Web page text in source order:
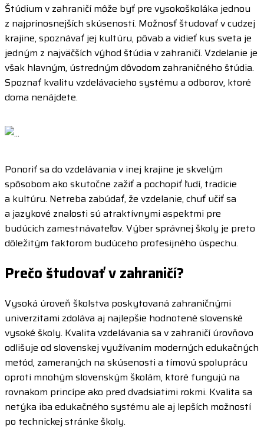
Štúdium v zahraničí môže byť pre vysokoškoláka jednou
z najprínosnejších skúseností. Možnosť študovať v cudzej
krajine, spoznávať jej kultúru, pôvab a vidieť kus sveta je
jedným z najväčších výhod štúdia v zahraničí. Vzdelanie je
však hlavným, ústredným dôvodom zahraničného štúdia.
Spoznať kvalitu vzdelávacieho systému a odborov, ktoré
doma nenájdete.
Ponoriť sa do vzdelávania v inej krajine je skvelým
spôsobom ako skutočne zažiť a pochopiť ľudí, tradície
a kultúru. Netreba zabúdať, že vzdelanie, chuť učiť sa
a jazykové znalosti sú atraktívnymi aspektmi pre
budúcich zamestnávateľov. Výber správnej školy je preto
dôležitým faktorom budúceho profesijného úspechu.
Prečo študovať v zahraničí?
Vysoká úroveň školstva poskytovaná zahraničnými
univerzitami zdoláva aj najlepšie hodnotené slovenské
vysoké školy. Kvalita vzdelávania sa v zahraničí úrovňovo
odlišuje od slovenskej využívaním moderných edukačných
metód, zameraných na skúsenosti a tímovú spoluprácu
oproti mnohým slovenským školám, ktoré fungujú na
rovnakom princípe ako pred dvadsiatimi rokmi. Kvalita sa
netýka iba edukačného systému ale aj lepších možností
po technickej stránke školy.